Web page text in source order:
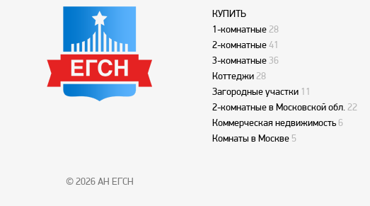
© 2026 АН ЕГСН
КУПИТЬ
1-комнатные 28
2-комнатные 41
3-комнатные 36
Коттеджи 28
Загородные участки 11
2-комнатные в Московской обл. 22
Коммерческая недвижимость 6
Комнаты в Москве 5